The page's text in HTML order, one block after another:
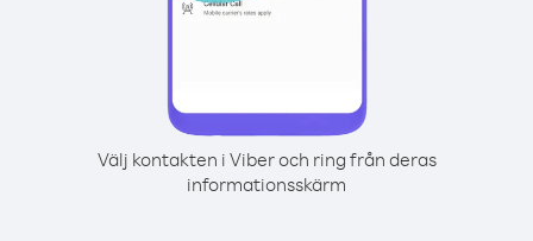
Välj kontakten i Viber och ring från deras
informationsskärm